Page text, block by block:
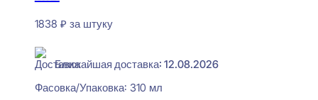
1838 ₽ за штуку
Ближайшая доставка: 12.08.2026
Фасовка/Упаковка: 310 мл